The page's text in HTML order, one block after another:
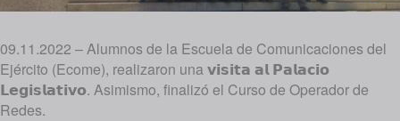
09.11.2022 – Alumnos de la Escuela de Comunicaciones del
Ejército (Ecome), realizaron una 𝘃𝗶𝘀𝗶𝘁𝗮 𝗮𝗹 𝗣𝗮𝗹𝗮𝗰𝗶𝗼
𝗟𝗲𝗴𝗶𝘀𝗹𝗮𝘁𝗶𝘃𝗼. Asimismo, finalizó el Curso de Operador de
Redes.